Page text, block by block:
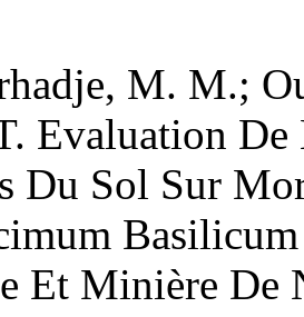
M. M.;
Evaluation De
Du Sol Sur
Et Minière De